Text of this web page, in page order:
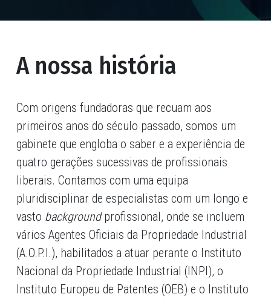
A nossa história
Com origens fundadoras que recuam aos
primeiros anos do século passado, somos um
gabinete que engloba o saber e a experiência de
quatro gerações sucessivas de profissionais
liberais. Contamos com uma equipa
pluridisciplinar de especialistas com um longo e
vasto backgroundprofissional, onde se incluem
vários Agentes Oficiais da Propriedade Industrial
(A.O.P.I.), habilitados a atuar perante o Instituto
Nacional da Propriedade Industrial (INPI), o
Instituto Europeu de Patentes (OEB) e o Instituto